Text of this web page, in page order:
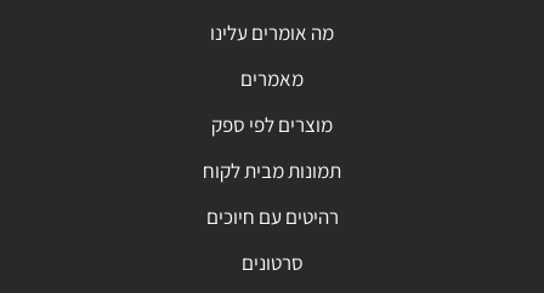
מה אומרים עלינו
מאמרים
מוצרים לפי ספק
תמונות מבית לקוח
רהיטים עם חיוכים
סרטונים